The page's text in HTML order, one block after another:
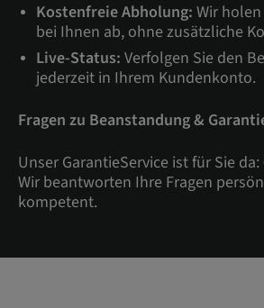
Kostenfreie Abholung: Wir
bei Ihnen ab, ohne zusätzliche
Live-Status: Verfolgen Sie den
jederzeit in Ihrem Kundenkonto.
Fragen zu Beanstandung &
Unser GarantieService ist für Sie da:
Wir beantworten Ihre Fragen
kompetent.